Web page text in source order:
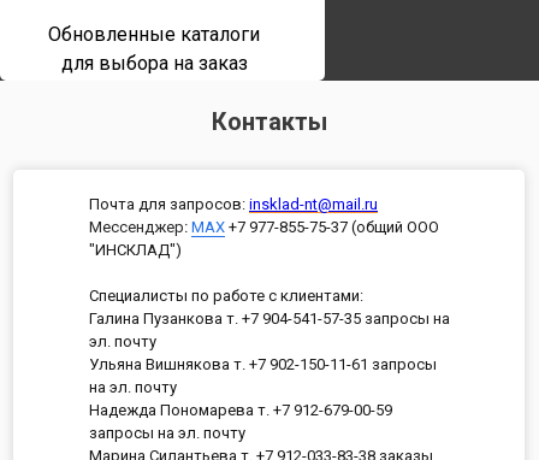
Обновленные каталоги
для выбора на заказ
Контакты
Почта для запросов: insklad-nt@mail.ru
Мессенджер: MAX +7 977-855-75-37 (общий ООО
"ИНСКЛАД")
Специалисты по работе с клиентами:
Галина Пузанкова т. +7 904-541-57-35 запросы на
эл. почту
Ульяна Вишнякова т. +7 902-150-11-61 запросы
на эл. почту
Надежда Пономарева т. +7 912-679-00-59
запросы на эл. почту
Марина Силантьева т. +7 912-033-83-38 заказы